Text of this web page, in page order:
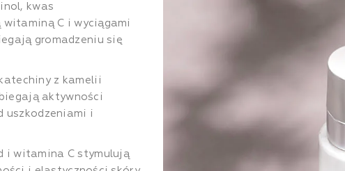
kwas
witaminą C i wyciągami
gromadzeniu się
z kamelii
aktywności
uszkodzeniami i
i witamina C stymulują